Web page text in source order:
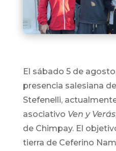
El sábado 5 de
presencia salesiana
Stefenelli,
asociativo Ven y Verás
de Chimpay. El
tierra de Ceferino